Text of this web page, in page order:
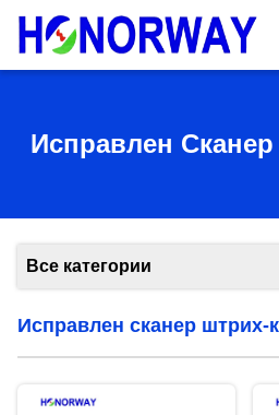
Исправлен
Все категории
Исправлен сканер штрих-